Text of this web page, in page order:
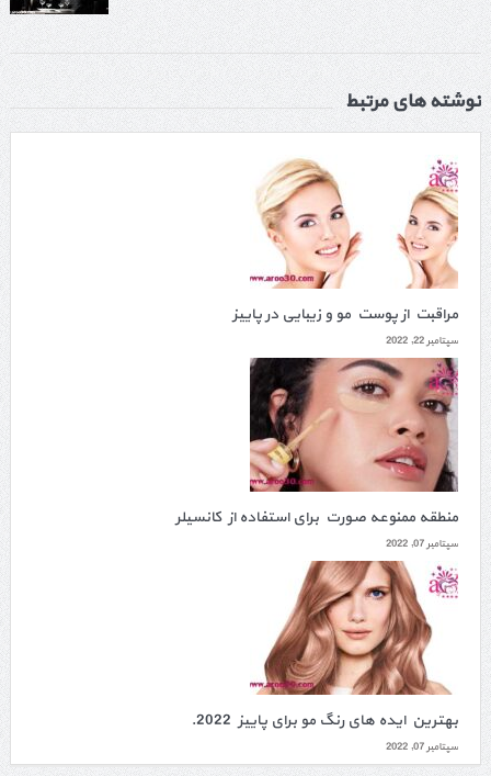
نوشته های مرتبط
مراقبت از پوست مو و زیبایی در پاییز
سپتامبر 22, 2022
منطقه ممنوعه صورت برای استفاده از کانسیلر
سپتامبر 07, 2022
بهترین ایده های رنگ مو برای پاییز 2022.
سپتامبر 07, 2022